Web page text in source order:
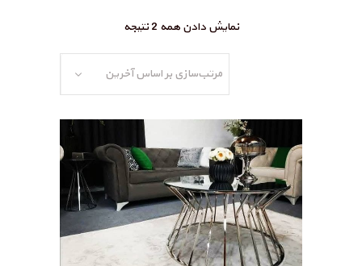
نمایش دادن همه 2 نتیجه
مرتب‌سازی بر اساس آخرین